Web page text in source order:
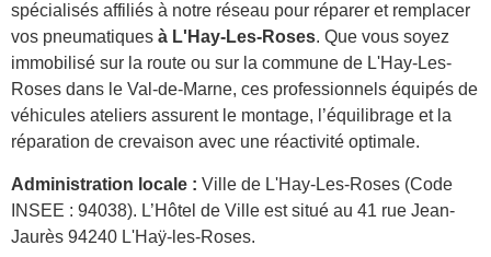
spécialisés affiliés à notre réseau pour réparer et remplacer
vos pneumatiques à L'Hay-Les-Roses. Que vous soyez
immobilisé sur la route ou sur la commune de L'Hay-Les-
Roses dans le Val-de-Marne, ces professionnels équipés de
véhicules ateliers assurent le montage, l’équilibrage et la
réparation de crevaison avec une réactivité optimale.
Administration locale : Ville de L'Hay-Les-Roses (Code
INSEE : 94038). L’Hôtel de Ville est situé au 41 rue Jean-
Jaurès 94240 L'Haÿ-les-Roses.